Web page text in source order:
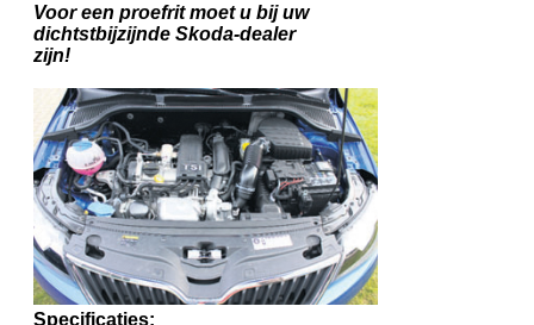
Voor een proefrit moet u bij uw
dichtstbijzijnde Skoda-dealer
zijn!
Specificaties: